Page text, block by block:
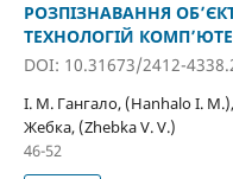
РОЗПІЗНАВАННЯ
ТЕХНОЛОГІЙ
DOI: 10.31673/2412-
І. М. Гангало, (Hanhalo I.
Жебка, (Zhebka V. V.)
46-52